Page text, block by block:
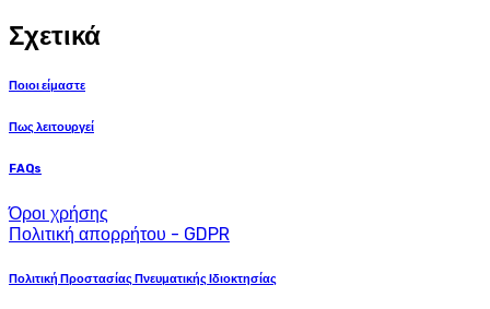
Σχετικά
Ποιοι είμαστε
Πως λειτουργεί
FAQs
Όροι χρήσης
Πολιτική απορρήτου - GDPR
Πολιτική Προστασίας Πνευματικής Ιδιοκτησίας